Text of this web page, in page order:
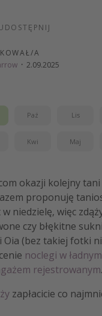
A
· 2.09.2025
Paź Lis
Kwi Maj
okazji kolejny
proponuję
niedzielę, więc
czy błękitne
Oia (bez takiej fotki
noclegi w
rejestrowanym.
zapłacicie co